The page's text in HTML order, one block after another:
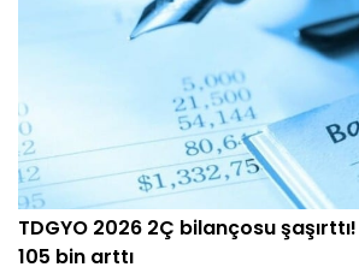
TDGYO 2026 2Ç bilançosu
105 bin arttı